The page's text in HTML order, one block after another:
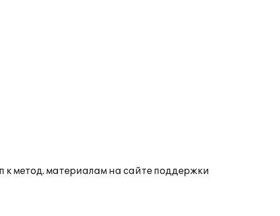
к метод. материалам на сайте поддержки